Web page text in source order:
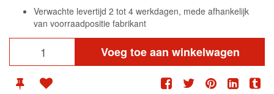
Verwachte levertijd 2 tot 4 werkdagen, mede afhankelijk
van voorraadpositie fabrikant
Voeg toe aan winkelwagen